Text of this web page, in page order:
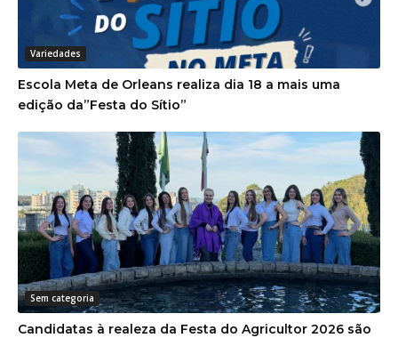
Variedades
Escola Meta de Orleans realiza dia 18 a mais uma
edição da”Festa do Sítio”
Sem categoria
Candidatas à realeza da Festa do Agricultor 2026 são